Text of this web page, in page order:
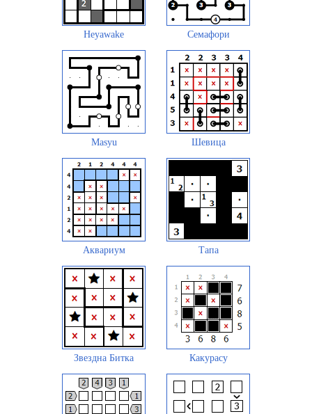
Heyawake Семафори
Masyu Шевица
Аквариум Тапа
Звездна Битка Какурасу